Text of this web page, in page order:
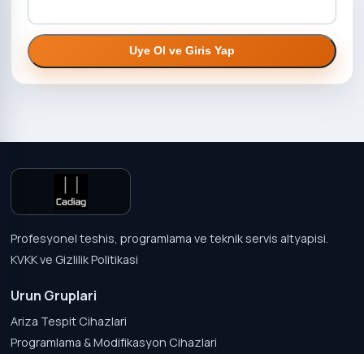
Uye Ol ve Giris Yap
Profesyonel teshis, programlama ve teknik servis altyapisi.
KVKK ve Gizlilik Politikasi
Urun Gruplari
Ariza Tespit Cihazlari
Programlama & Modifikasyon Cihazlari